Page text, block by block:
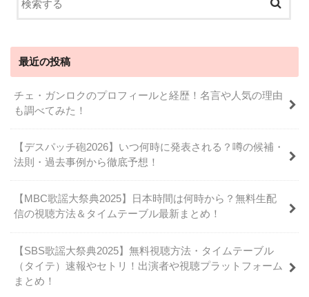
最近の投稿
チェ・ガンロクのプロフィールと経歴！名言や人気の理由
も調べてみた！
【デスパッチ砲2026】いつ何時に発表される？噂の候補・
法則・過去事例から徹底予想！
【MBC歌謡大祭典2025】日本時間は何時から？無料生配
信の視聴方法＆タイムテーブル最新まとめ！
【SBS歌謡大祭典2025】無料視聴方法・タイムテーブル
（タイテ）速報やセトリ！出演者や視聴プラットフォーム
まとめ！